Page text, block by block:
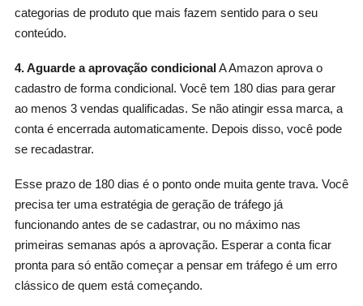
categorias de produto que mais fazem sentido para o seu
conteúdo.
4. Aguarde a aprovação condicionalA Amazon aprova o
cadastro de forma condicional. Você tem 180 dias para gerar
ao menos 3 vendas qualificadas. Se não atingir essa marca, a
conta é encerrada automaticamente. Depois disso, você pode
se recadastrar.
Esse prazo de 180 dias é o ponto onde muita gente trava. Você
precisa ter uma estratégia de geração de tráfego já
funcionando antes de se cadastrar, ou no máximo nas
primeiras semanas após a aprovação. Esperar a conta ficar
pronta para só então começar a pensar em tráfego é um erro
clássico de quem está começando.